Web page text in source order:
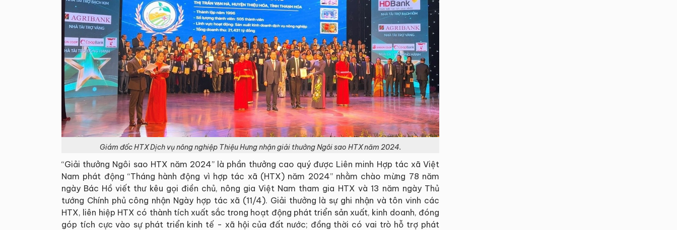
Giám đốc HTX Dịch vụ nông nghiệp Thiệu Hưng nhận giải thưởng Ngôi sao HTX năm 2024.
“Giải thưởng Ngôi sao HTX năm 2024” là phần thưởng cao quý được Liên minh Hợp tác xã Việt
Nam phát động “Tháng hành động vì hợp tác xã (HTX) năm 2024” nhằm chào mừng 78 năm
ngày Bác Hồ viết thư kêu gọi điền chủ, nông gia Việt Nam tham gia HTX và 13 năm ngày Thủ
tướng Chính phủ công nhận Ngày hợp tác xã (11/4). Giải thưởng là sự ghi nhận và tôn vinh các
HTX, liên hiệp HTX có thành tích xuất sắc trong hoạt động phát triển sản xuất, kinh doanh, đóng
góp tích cực vào sự phát triển kinh tế - xã hội của đất nước; đồng thời có vai trò hỗ trợ phát